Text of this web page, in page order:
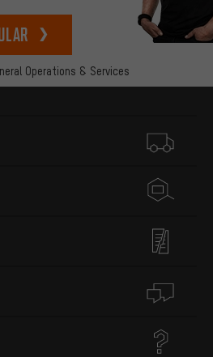
Operations & Services